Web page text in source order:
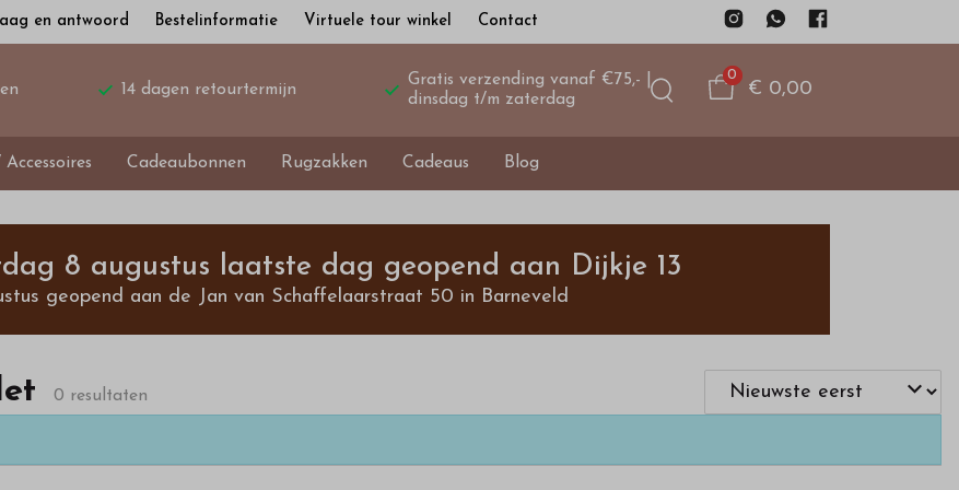
en antwoord Bestelinformatie Virtuele tour winkel Contact
14 dagen retourtermijn
Gratis verzending vanaf €75,- |
dinsdag t/m zaterdag
0
€ 0,00
Cadeaubonnen Rugzakken Cadeaus Blog
8 augustus laatste dag geopend aan Dijkje 13
geopend aan de Jan van Schaffelaarstraat 50 in Barneveld
0 resultaten